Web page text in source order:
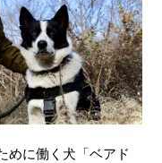
めに働く犬「ベアド